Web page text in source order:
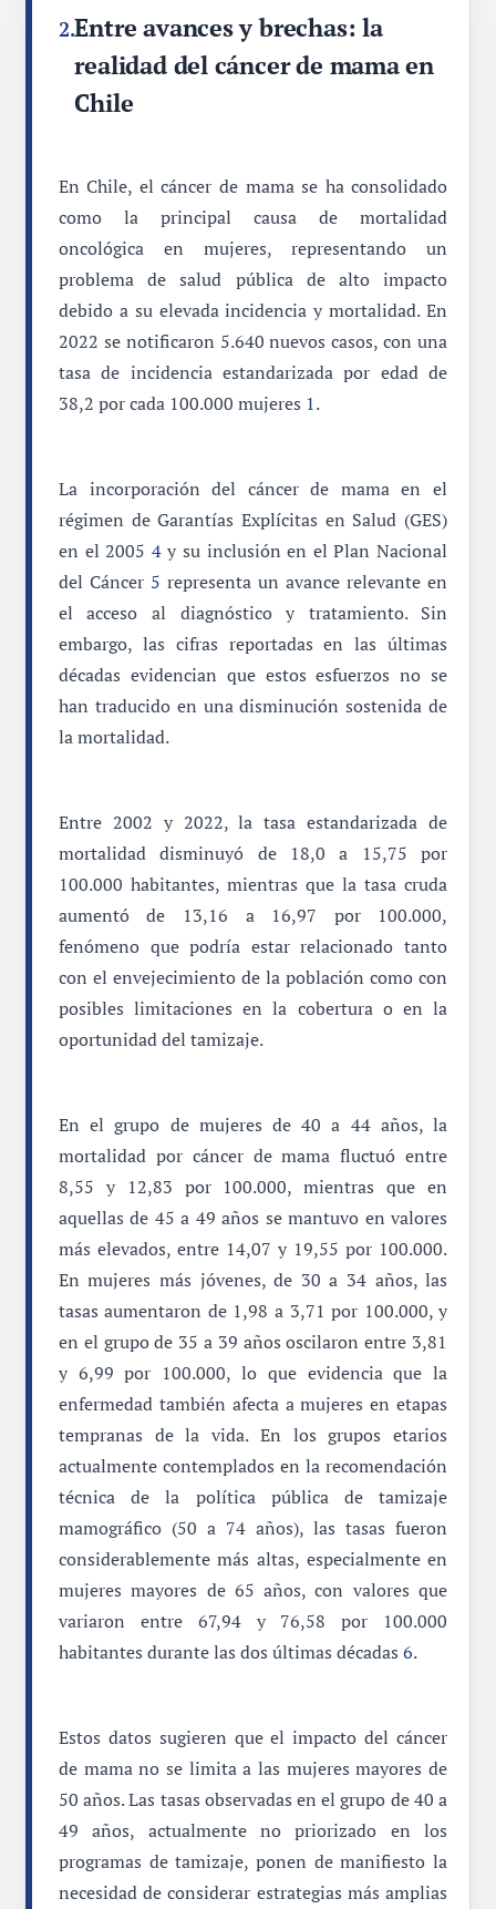
2.Entre avances y brechas: la
realidad del cáncer de mama en
Chile
En Chile, el cáncer de mama se ha consolidado
como la principal causa de mortalidad
oncológica en mujeres, representando un
problema de salud pública de alto impacto
debido a su elevada incidencia y mortalidad. En
2022 se notificaron 5.640 nuevos casos, con una
tasa de incidencia estandarizada por edad de
38,2 por cada 100.000 mujeres 1.
La incorporación del cáncer de mama en el
régimen de Garantías Explícitas en Salud (GES)
en el 2005 4y su inclusión en el Plan Nacional
del Cáncer 5 representa un avance relevante en
el acceso al diagnóstico y tratamiento. Sin
embargo, las cifras reportadas en las últimas
décadas evidencian que estos esfuerzos no se
han traducido en una disminución sostenida de
la mortalidad.
Entre 2002 y 2022, la tasa estandarizada de
mortalidad disminuyó de 18,0 a 15,75 por
100.000 habitantes, mientras que la tasa cruda
aumentó de 13,16 a 16,97 por 100.000,
fenómeno que podría estar relacionado tanto
con el envejecimiento de la población como con
posibles limitaciones en la cobertura o en la
oportunidad del tamizaje.
En el grupo de mujeres de 40 a 44 años, la
mortalidad por cáncer de mama fluctuó entre
8,55 y 12,83 por 100.000, mientras que en
aquellas de 45 a 49 años se mantuvo en valores
más elevados, entre 14,07 y 19,55 por 100.000.
En mujeres más jóvenes, de 30 a 34 años, las
tasas aumentaron de 1,98 a 3,71 por 100.000, y
en el grupo de 35 a 39 años oscilaron entre 3,81
y 6,99 por 100.000, lo que evidencia que la
enfermedad también afecta a mujeres en etapas
tempranas de la vida. En los grupos etarios
actualmente contemplados en la recomendación
técnica de la política pública de tamizaje
mamográfico (50 a 74 años), las tasas fueron
considerablemente más altas, especialmente en
mujeres mayores de 65 años, con valores que
variaron entre 67,94 y 76,58 por 100.000
habitantes durante las dos últimas décadas 6.
Estos datos sugieren que el impacto del cáncer
de mama no se limita a las mujeres mayores de
50 años. Las tasas observadas en el grupo de 40 a
49 años, actualmente no priorizado en los
programas de tamizaje, ponen de manifiesto la
necesidad de considerar estrategias más amplias